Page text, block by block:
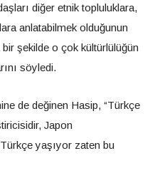
diğer etnik topluluklara,
anlatabilmek olduğunun
bir şekilde o çok kültürlülüğün
söyledi.
de değinen Hasip, “Türkçe
Japon
Türkçe yaşıyor zaten bu